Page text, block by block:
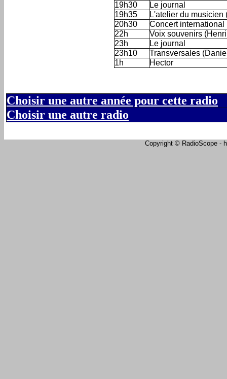
19h30
Le journal
19h35
L'atelier du musicien
20h30
Concert international
22h
Voix souvenirs
23h
Le journal
23h10
Transversales
1h
Hector
Choisir une autre année pour cette radio
Choisir une autre radio
Copyright © RadioScope -